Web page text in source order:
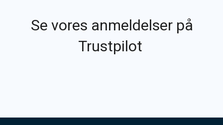
Se vores anmeldelser på
Trustpilot